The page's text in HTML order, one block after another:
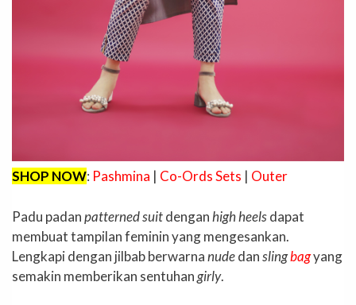
SHOP NOW: Pashmina | Co-Ords Sets | Outer
Padu padanpatterned suitdenganhigh heelsdapat
membuat tampilan feminin yang mengesankan.
Lengkapi dengan jilbab berwarnanudedanslingbagyang
semakin memberikan sentuhangirly.